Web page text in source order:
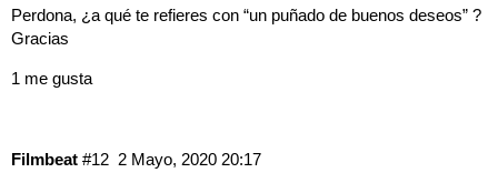
Perdona, ¿a qué te refieres con “un puñado de buenos deseos” ?
Gracias
1 me gusta
Filmbeat 2 Mayo, 2020 20:17
#12